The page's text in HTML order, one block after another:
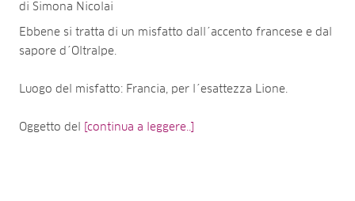
di Simona Nicolai
Ebbene si tratta di un misfatto dall´accento francese e dal
sapore d´Oltralpe.
Luogo del misfatto: Francia, per l´esattezza Lione.
Oggetto del [continua a leggere..]